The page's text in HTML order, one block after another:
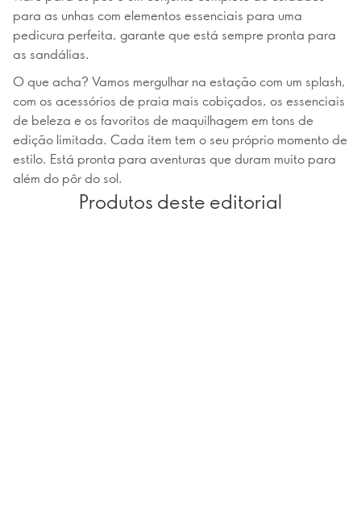
para as unhas com elementos essenciais para uma
pedicura perfeita, garante que está sempre pronta para
as sandálias.
O que acha? Vamos mergulhar na estação com um splash,
com os acessórios de praia mais cobiçados, os essenciais
de beleza e os favoritos de maquilhagem em tons de
edição limitada. Cada item tem o seu próprio momento de
estilo. Está pronta para aventuras que duram muito para
além do pôr do sol.
Produtos deste editorial